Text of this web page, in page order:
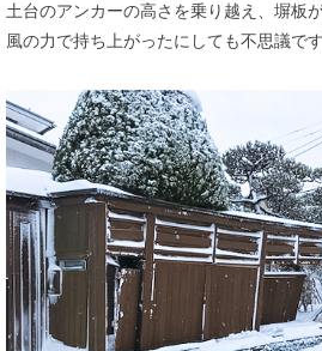
土台のアンカーの高さを乗り越え、塀板
風の力で持ち上がったにしても不思議です